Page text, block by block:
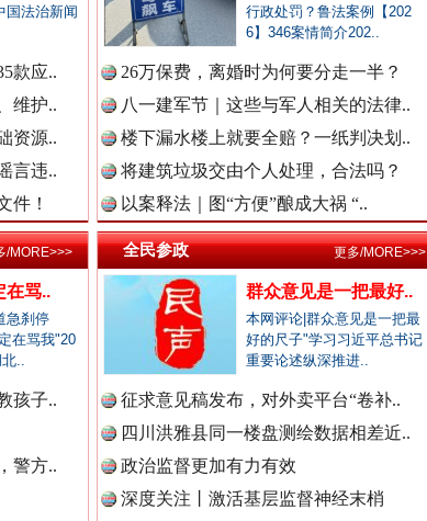
新闻网.中国
新闻网.中国
法纪网.中国
在线.中国
政网.中国
“文明之鹰-2025”联训
高速路上逆行称"我一路开着双闪"..
国法治新闻
款应..
维护..
资源..
言违..
件！
行政处罚？鲁法案例【202
6】346案情简介202..
26万保费，离婚时为何要分走一半？
八一建军节｜这些与军人相关的法律..
楼下漏水楼上就要全赔？一纸判决划..
将建筑垃圾交由个人处理，合法吗？
以案释法｜图“方便”酿成大祸 “..
在骂..
急刹停
在骂我"20
..
孩子..
警方..
/MORE>>> 全民参政
群众意见是一把最好..
本网评论|群众意见是一把最
好的尺子"学习习近平总书记
重要论述纵深推进..
征求意见稿发布，对外卖平台“卷补..
四川洪雅县同一楼盘测绘数据相差近..
政治监督更加有力有效
深度关注丨激活基层监督神经末梢
更多/MORE>>>